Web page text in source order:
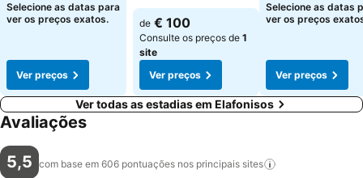
Selecione as datas para
ver os preços exatos.
Ver preços
de € 100
Consulte os preços de 1
site
Ver preços
Selecione as datas
ver os preços
Ver preços
Ver todas as estadias em Elafonisos
Avaliações
5,5 com base em 606 pontuações nos principais sites